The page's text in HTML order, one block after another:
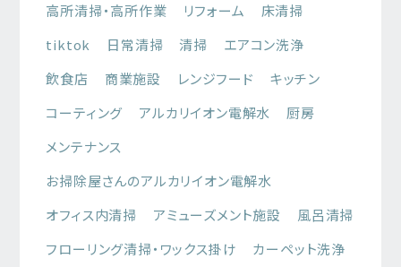
高所清掃・高所作業
リフォーム
床清掃
tiktok
日常清掃 清掃
エアコン洗浄
飲食店
商業施設 レンジフード
キッチン
コーティング
アルカリイオン電解水
厨房
メンテナンス
お掃除屋さんのアルカリイオン電解水
オフィス内清掃
アミューズメント施設
風呂清掃
フローリング清掃・ワックス掛け
カーペット洗浄